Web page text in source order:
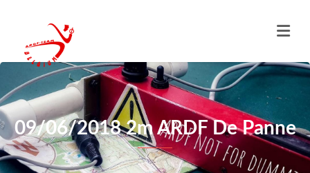
09/06/2018 2m ARDF De Panne